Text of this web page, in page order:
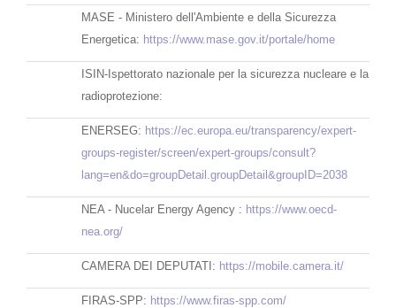
MASE - Ministero dell'Ambiente e della Sicurezza
Energetica: https://www.mase.gov.it/portale/home
ISIN-Ispettorato nazionale per la sicurezza nucleare e la
radioprotezione:
ENERSEG: https://ec.europa.eu/transparency/expert-
groups-register/screen/expert-groups/consult?
lang=en&do=groupDetail.groupDetail&groupID=2038
NEA - Nucelar Energy Agency : https://www.oecd-
nea.org/
CAMERA DEI DEPUTATI: https://mobile.camera.it/
FIRAS-SPP: https://www.firas-spp.com/